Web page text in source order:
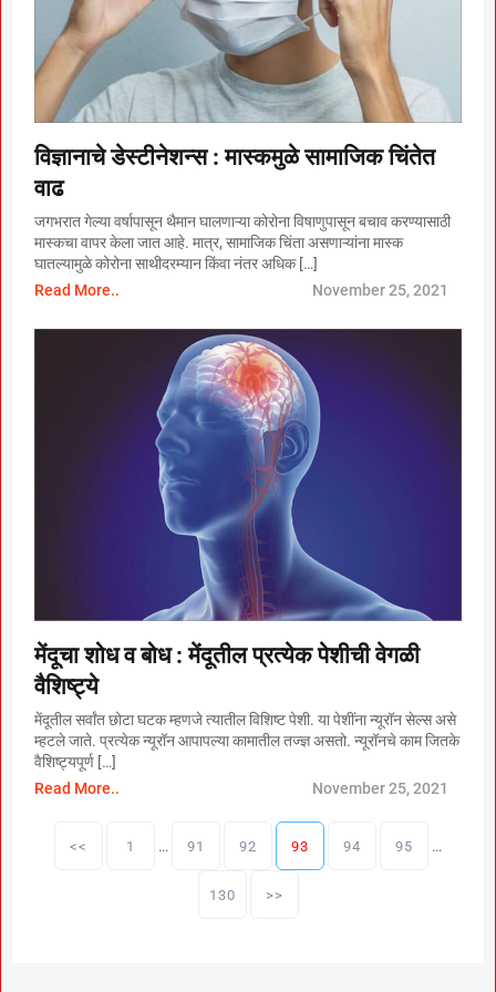
विज्ञानाचे डेस्टीनेशन्स : मास्कमुळे सामाजिक चिंतेत
वाढ
जगभरात गेल्या वर्षापासून थैमान घालणाऱ्या कोरोना विषाणुपासून बचाव करण्यासाठी
मास्कचा वापर केला जात आहे. मात्र, सामाजिक चिंता असणाऱ्यांना मास्क
घातल्यामुळे कोरोना साथीदरम्यान किंवा नंतर अधिक […]
Read More..
November 25, 2021
मेंदूचा शोध व बोध : मेंदूतील प्रत्येक पेशीची वेगळी
वैशिष्ट्ये
मेंदूतील सर्वांत छोटा घटक म्हणजे त्यातील विशिष्ट पेशी. या पेशींना न्यूरॉन सेल्स असे
म्हटले जाते. प्रत्येक न्यूरॉन आपापल्या कामातील तज्ज्ञ असतो. न्यूरॉनचे काम जितके
वैशिष्ट्यपूर्ण […]
Read More..
November 25, 2021
<< 1 … 91 92 93 94 95 …
130 >>